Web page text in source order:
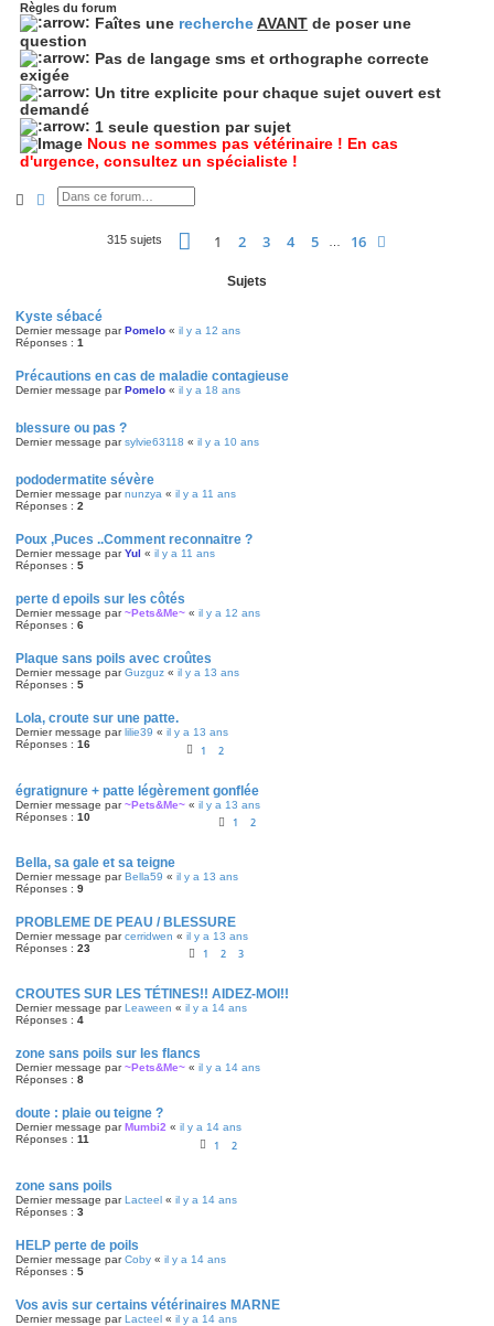
Règles du forum
Faîtes une recherche AVANT de poser une
question
Pas de langage sms et orthographe correcte
exigée
Un titre explicite pour chaque sujet ouvert est
demandé
1 seule question par sujet
Nous ne sommes pas vétérinaire ! En cas
d'urgence, consultez un spécialiste !
Rechercher
Recherche avancée
315 sujets Page 1sur16
1 2 3 4 5 16
Sujets
Kyste sébacé
Dernier message par Pomelo « il y a 12 ans
Réponses : 1
Précautions en cas de maladie contagieuse
Dernier message par Pomelo « il y a 18 ans
blessure ou pas ?
Dernier message parsylvie63118 « il y a 10 ans
pododermatite sévère
Dernier message parnunzya « il y a 11 ans
Réponses : 2
Poux ,Puces ..Comment reconnaitre ?
Dernier message parYul « il y a 11 ans
Réponses : 5
perte d epoils sur les côtés
Dernier message par~Pets&Me~ « il y a 12 ans
Réponses : 6
Plaque sans poils avec croûtes
Dernier message parGuzguz « il y a 13 ans
Réponses : 5
Lola, croute sur une patte.
Dernier message par lilie39 « il y a 13 ans
Réponses : 16 1 2
égratignure + patte légèrement gonflée
Dernier message par~Pets&Me~ « il y a 13 ans
Réponses : 10 1 2
Bella, sa gale et sa teigne
Dernier message parBella59 « il y a 13 ans
Réponses : 9
PROBLEME DE PEAU / BLESSURE
Dernier message parcerridwen « il y a 13 ans
Réponses : 23 1 2 3
CROUTES SUR LES TÉTINES!! AIDEZ-MOI!!
Dernier message par Leaween « il y a 14 ans
Réponses : 4
zone sans poils sur les flancs
Dernier message par~Pets&Me~ « il y a 14 ans
Réponses : 8
doute : plaie ou teigne ?
Dernier message par Mumbi2 « il y a 14 ans
Réponses : 11 1 2
zone sans poils
Dernier message parLacteel « il y a 14 ans
Réponses : 3
HELP perte de poils
Dernier message parCoby « il y a 14 ans
Réponses : 5
Vos avis sur certains vétérinaires MARNE
Dernier message parLacteel « il y a 14 ans